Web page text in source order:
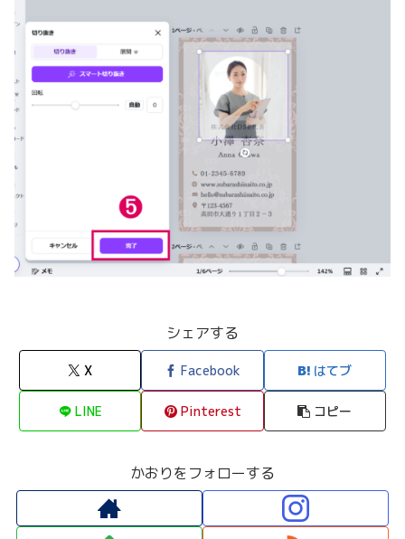
シェアする
X Facebook はてブ
LINE Pinterest コピー
かおりをフォローする